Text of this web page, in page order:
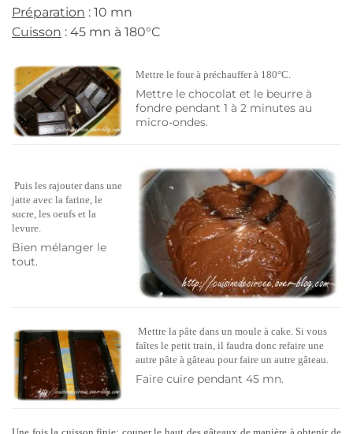
Préparation : 10 mn
Cuisson : 45 mn à 180°C
Mettre le four à préchauffer à 180°C.
Mettre le chocolat et le beurre à
fondre pendant 1 à 2 minutes au
micro-ondes.
Puis les rajouter dans une
jatte avec la farine, le
sucre, les oeufs et la
levure.
Bien mélanger le
tout.
Mettre la pâte dans un moule à cake. Si vous
faîtes le petit train, il faudra donc refaire une
autre pâte à gâteau pour faire un autre gâteau.
Faire cuire pendant 45 mn.